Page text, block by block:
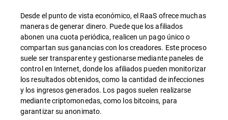
Desde el punto de vista económico, el RaaS ofrece muchas
maneras de generar dinero. Puede que los afiliados
abonen una cuota periódica, realicen un pago único o
compartan sus ganancias con los creadores. Este proceso
suele ser transparente y gestionarse mediante paneles de
control en Internet, donde los afiliados pueden monitorizar
los resultados obtenidos, como la cantidad de infecciones
y los ingresos generados. Los pagos suelen realizarse
mediante criptomonedas, como los bitcoins, para
garantizar su anonimato.